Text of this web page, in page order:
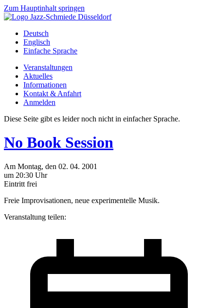
Zum Hauptinhalt springen
Deutsch
Englisch
Einfache Sprache
Veranstaltungen
Aktuelles
Informationen
Kontakt & Anfahrt
Anmelden
Diese Seite gibt es leider noch nicht in einfacher Sprache.
No Book Session
Am Montag, den 02. 04. 2001
um 20:30 Uhr
Eintritt frei
Freie Improvisationen, neue experimentelle Musik.
Veranstaltung teilen: